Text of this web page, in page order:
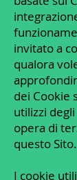
invitato a
qualora
dei Cookie
utilizzi
opera di
questo Sito.
I cookie